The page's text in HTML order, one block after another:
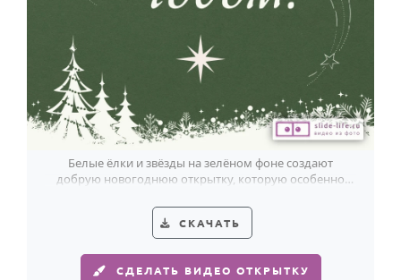
По годам
Белые ёлки и звёзды на зелёном фоне создают
добрую новогоднюю открытку, которую особенно
СКАЧАТЬ
СДЕЛАТЬ ВИДЕО ОТКРЫТКУ